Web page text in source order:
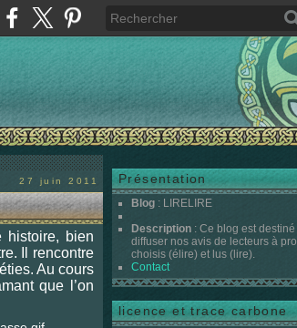
27 juin 2011
histoire, bien
Il rencontre
Au cours
que l’on
Présentation
Blog : LIRELIRE
Description : Ce blog est
diffuser nos avis de lecteurs à
choisis (élire) et lus (lire).
Contact
licence et trace carbone